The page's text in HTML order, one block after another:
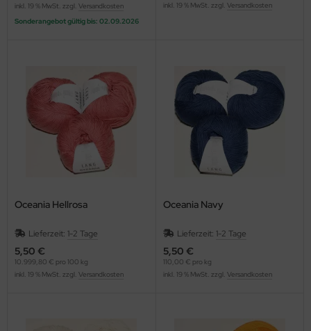
inkl. 19 % MwSt. zzgl. Versandkosten
Sonderangebot gültig bis: 02.09.2026
inkl. 19 % MwSt. zzgl. Versandkosten
Oceania Hellrosa
Lieferzeit: 1-2 Tage
5,50 €
10.999,80 € pro 100 kg
inkl. 19 % MwSt. zzgl. Versandkosten
Oceania Navy
Lieferzeit: 1-2 Tage
5,50 €
110,00 € pro kg
inkl. 19 % MwSt. zzgl. Versandkosten